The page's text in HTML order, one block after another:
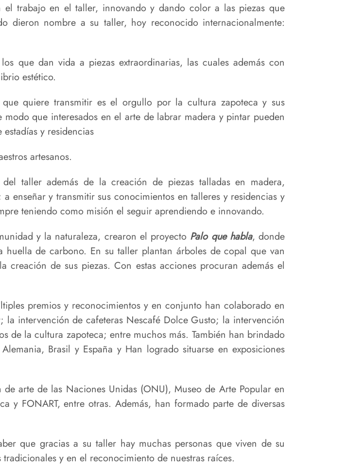
trabajo en el taller, innovando y dando color a las piezas que
dieron nombre a su taller, hoy reconocido internacionalmente:
que dan vida a piezas extraordinarias, las cuales además con
estético.
quiere transmitir es el orgullo por la cultura zapoteca y sus
que interesados en el arte de labrar madera y pintar pueden
y residencias
artesanos.
taller además de la creación de piezas talladas en madera,
enseñar y transmitir sus conocimientos en talleres y residencias y
teniendo como misión el seguir aprendiendo e innovando.
y la naturaleza, crearon el proyecto Palo que habla, donde
de carbono. En su taller plantan árboles de copal que van
de sus piezas. Con estas acciones procuran además el
premios y reconocimientos y en conjunto han colaborado en
intervención de cafeteras Nescafé Dolce Gusto; la intervención
de la cultura zapoteca; entre muchos más. También han brindado
Brasil y España y Han logrado situarse en exposiciones
arte de las Naciones Unidas (ONU), Museo de Arte Popular en
y FONART, entre otras. Además, han formado parte de diversas
que gracias a su taller hay muchas personas que viven de su
y en el reconocimiento de nuestras raíces.